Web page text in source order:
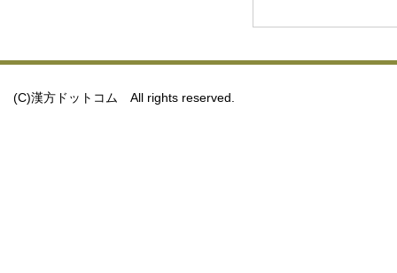
(C)漢方ドットコム All rights reserved.